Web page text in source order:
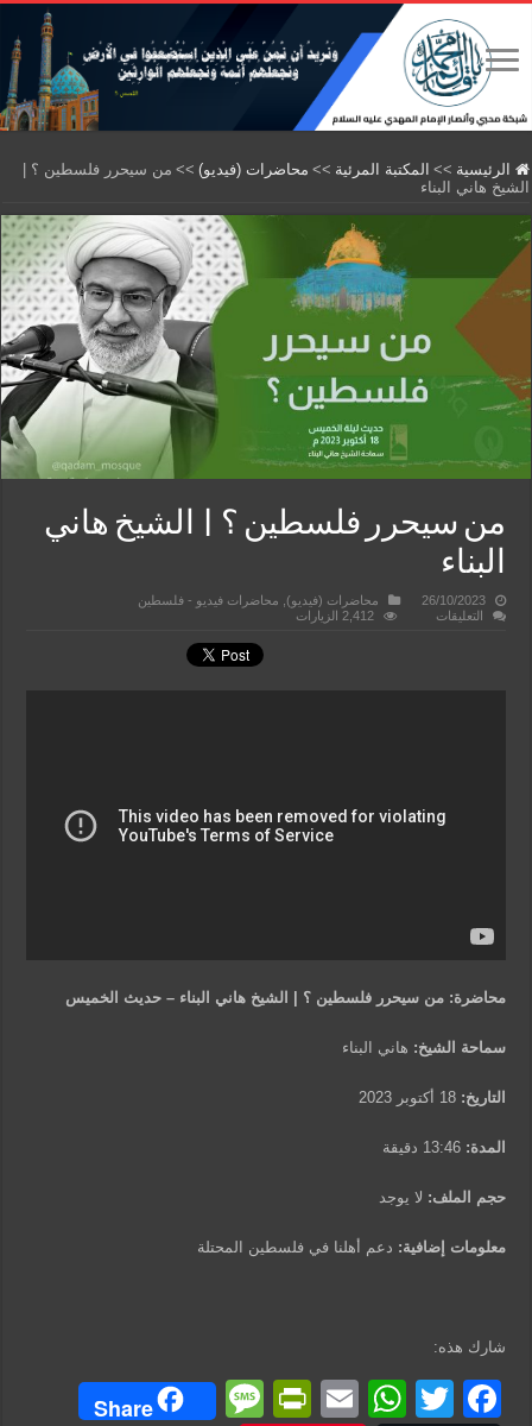
الرئيسية >> المكتبة المرئية >> محاضرات (فيديو) >> من سيحرر فلسطين ؟ |
الشيخ هاني البناء
من سيحرر فلسطين ؟ | الشيخ هاني
البناء
26/10/2023 محاضرات (فيديو), محاضرات فيديو - فلسطين
التعليقات
2,412 الزيارات
محاضرة: من سيحرر فلسطين ؟ | الشيخ هاني البناء – حديث الخميس
سماحة الشيخ: هاني البناء
التاريخ: 18 أكتوبر 2023
المدة:13:46 دقيقة
حجم الملف: لا يوجد
معلومات إضافية: دعم أهلنا في فلسطين المحتلة
شارك هذه:
F
T
W
E
Pr
M
Share